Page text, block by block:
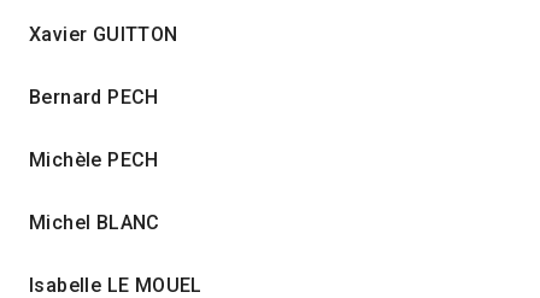
Xavier GUITTON
Bernard PECH
Michèle PECH
Michel BLANC
Isabelle LE MOUEL